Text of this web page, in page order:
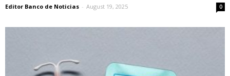
Editor Banco de Noticias - August 19, 2025 0